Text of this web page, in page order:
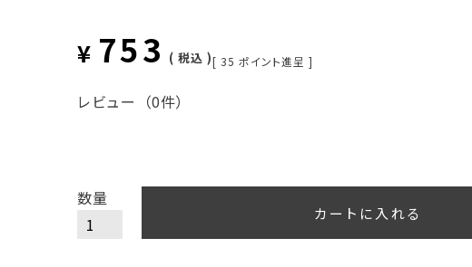
¥ 753 税込 [ 35 ポイント進呈 ]
レビュー （0件）
カートに入れる